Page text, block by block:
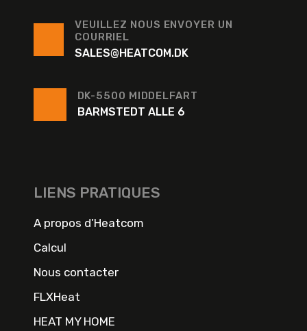
VEUILLEZ NOUS ENVOYER UN
COURRIEL
SALES@HEATCOM.DK
DK-5500 MIDDELFART
BARMSTEDT ALLE 6
LIENS PRATIQUES
A propos d’Heatcom
Calcul
Nous contacter
FLXHeat
HEAT MY HOME